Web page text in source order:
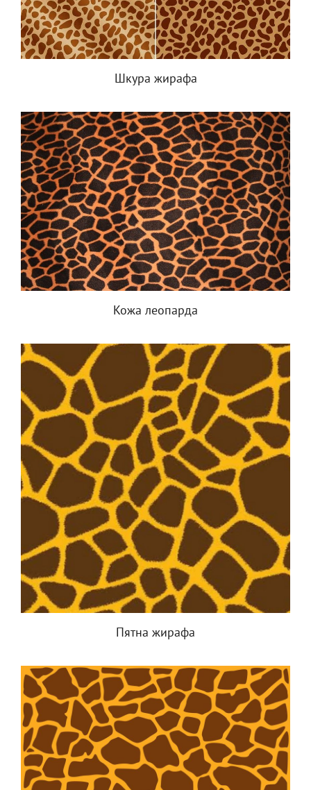
Шкура жирафа
Кожа леопарда
Пятна жирафа